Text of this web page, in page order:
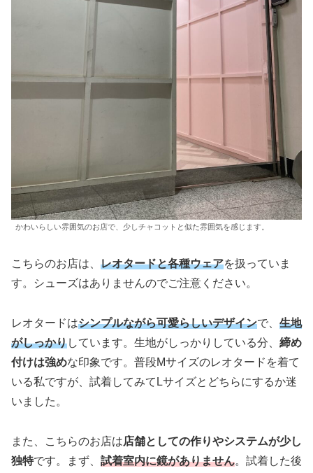
かわいらしい雰囲気のお店で、少しチャコットと似た雰囲気を感じます。
こちらのお店は、 レオタードと各種ウェアを扱っていま
す。シューズはありませんのでご注意ください。
レオタードはシンプルながら可愛らしいデザインで、 生地
がしっかりしています。生地がしっかりしている分、 締め
付けは強めな印象です。普段Mサイズのレオタードを着て
いる私ですが、試着してみてLサイズとどちらにするか迷
いました。
また、こちらのお店は店舗としての作りやシステムが少し
独特です。まず、 試着室内に鏡がありません。試着した後